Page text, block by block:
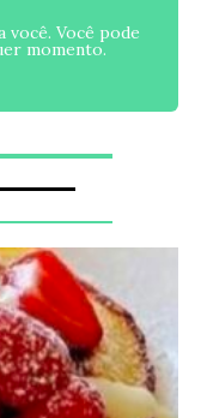
você. Você pode
momento.